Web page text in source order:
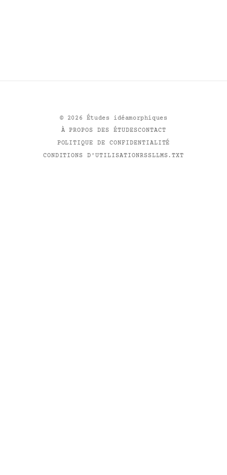
© 2026 Études idéamorphiques
À PROPOS DES ÉTUDESCONTACT
POLITIQUE DE CONFIDENTIALITÉ
CONDITIONS D'UTILISATIONRSSLLMS.TXT